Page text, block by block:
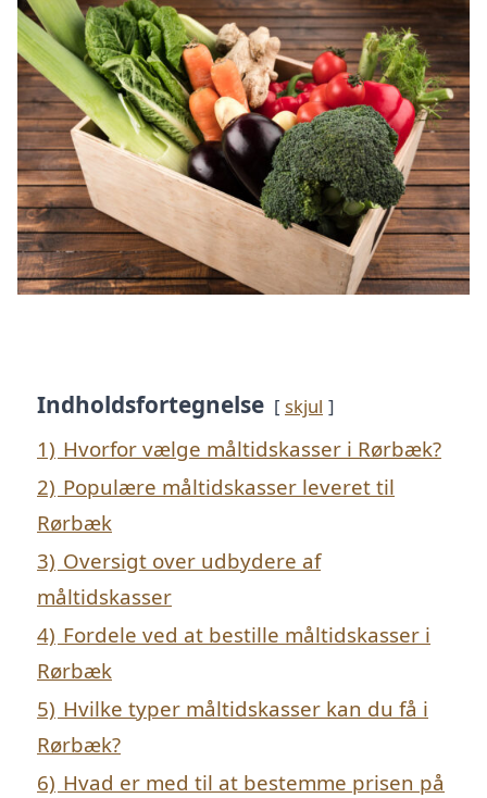
Indholdsfortegnelse skjul
1) Hvorfor vælge måltidskasser i Rørbæk?
2) Populære måltidskasser leveret til
Rørbæk
3) Oversigt over udbydere af
måltidskasser
4) Fordele ved at bestille måltidskasser i
Rørbæk
5) Hvilke typer måltidskasser kan du få i
Rørbæk?
6) Hvad er med til at bestemme prisen på